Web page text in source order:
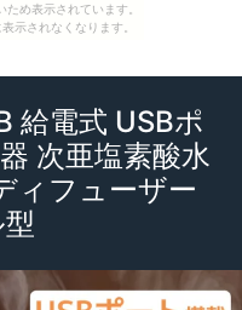
め表示されています。
示されなくなります。
給電式 USBポ
次亜塩素酸水
ィフューザー